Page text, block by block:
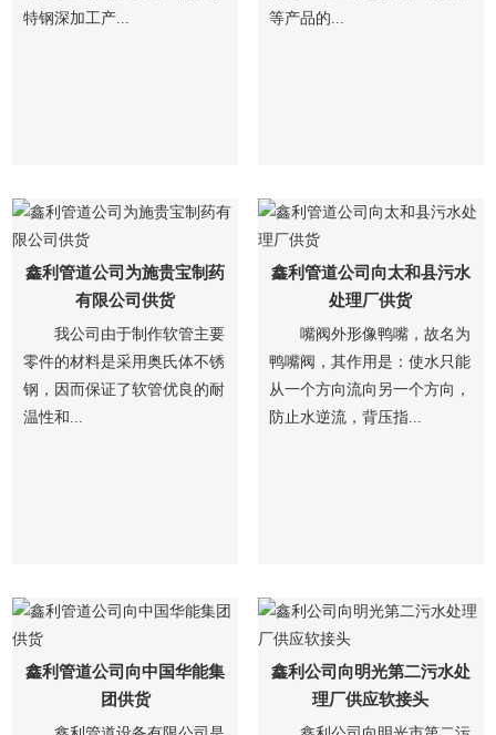
特钢深加工产...
等产品的...
鑫利管道公司为施贵宝制药
有限公司供货
我公司由于制作软管主要
零件的材料是采用奥氏体不锈
钢，因而保证了软管优良的耐
温性和...
鑫利管道公司向太和县污水
处理厂供货
嘴阀外形像鸭嘴，故名为
鸭嘴阀，其作用是：使水只能
从一个方向流向另一个方向，
防止水逆流，背压指...
鑫利管道公司向中国华能集
团供货
鑫利公司向明光第二污水处
理厂供应软接头